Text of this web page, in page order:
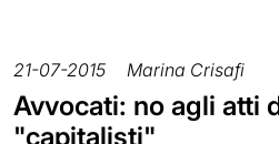
21-07-2015 Marina Crisafi
Avvocati: no agli atti
"capitalisti"